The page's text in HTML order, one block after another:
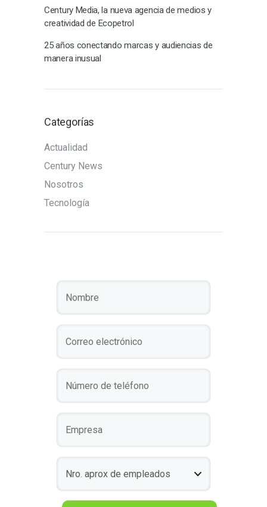
Century Media, la nueva agencia de medios y
creatividad de Ecopetrol
25 años conectando marcas y audiencias de
manera inusual
Categorías
Actualidad
Century News
Nosotros
Tecnología